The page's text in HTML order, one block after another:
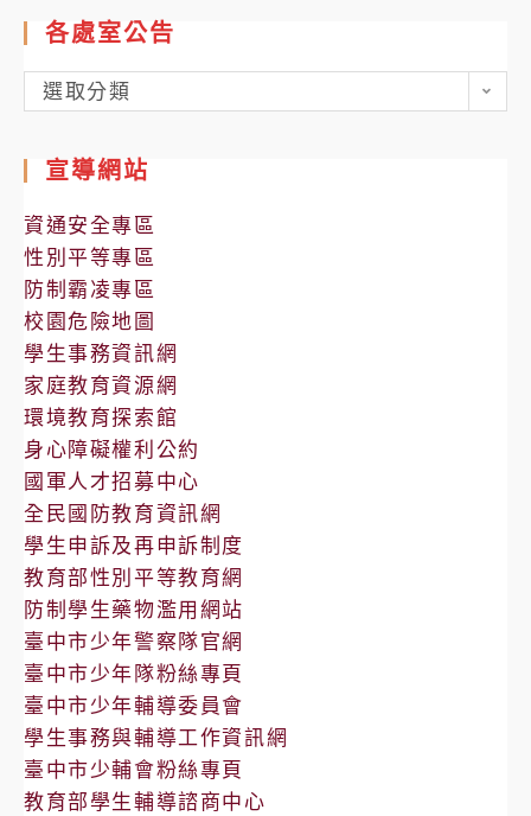
各處室公告
各
處
公
告
選取分類
宣導網站
資通安全專區
性別平等專區
防制霸凌專區
校園危險地圖
學生事務資訊網
家庭教育資源網
環境教育探索館
身心障礙權利公約
國軍人才招募中心
全民國防教育資訊網
學生申訴及再申訴制度
教育部性別平等教育網
防制學生藥物濫用網站
臺中市少年警察隊官網
臺中市少年隊粉絲專頁
臺中市少年輔導委員會
學生事務與輔導工作資訊網
臺中市少輔會粉絲專頁
教育部學生輔導諮商中心